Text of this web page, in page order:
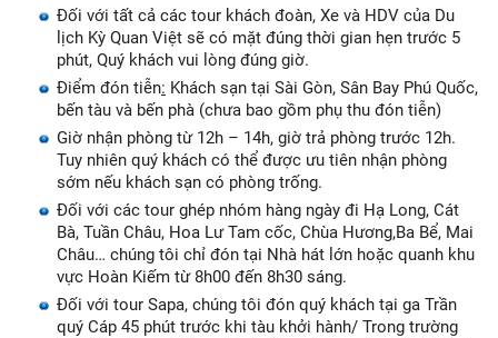
Đối với tất cả các tour khách đoàn, Xe và HDV của Du
lịch Kỳ Quan Việt sẽ có mặt đúng thời gian hẹn trước 5
phút, Quý khách vui lòng đúng giờ.
Điểm đón tiễn: Khách sạn tại Sài Gòn, Sân Bay Phú Quốc,
bến tàu và bến phà (chưa bao gồm phụ thu đón tiễn)
Giờ nhận phòng từ 12h – 14h, giờ trả phòng trước 12h.
Tuy nhiên quý khách có thể được ưu tiên nhận phòng
sớm nếu khách sạn có phòng trống.
Đối với các tour ghép nhóm hàng ngày đi Hạ Long, Cát
Bà, Tuần Châu, Hoa Lư Tam cốc, Chùa Hương,Ba Bể, Mai
Châu… chúng tôi chỉ đón tại Nhà hát lớn hoặc quanh khu
vực Hoàn Kiếm từ 8h00 đến 8h30 sáng.
Đối với tour Sapa, chúng tôi đón quý khách tại ga Trần
quý Cáp 45 phút trước khi tàu khởi hành/ Trong trường